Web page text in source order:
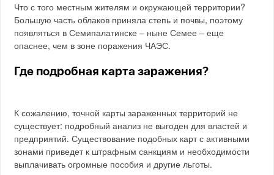
Что с того местным жителям и окружающей территории?
Большую часть облаков приняла степь и почвы, поэтому
появляться в Семипалатинске – ныне Семее – еще
опаснее, чем в зоне поражения ЧАЭС.
Где подробная карта заражения?
К сожалению, точной карты зараженных территорий не
существует: подробный анализ не выгоден для властей и
предприятий. Существование подобных карт с активными
зонами приведет к штрафным санкциям и необходимости
выплачивать огромные пособия и другие льготы.